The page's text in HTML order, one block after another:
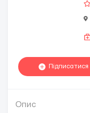
Підписатися
Опис